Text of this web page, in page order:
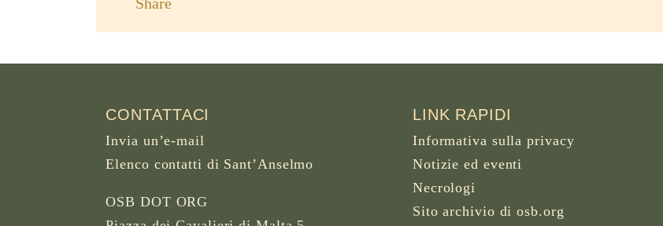
CONTATTACI
Invia un’e-mail
Elenco contatti di Sant’Anselmo
OSB DOT ORG
LINK RAPIDI
Informativa sulla privacy
Notizie ed eventi
Necrologi
Sito archivio di osb.org